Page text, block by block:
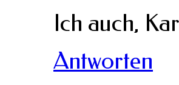
Ich auch,
Antworten